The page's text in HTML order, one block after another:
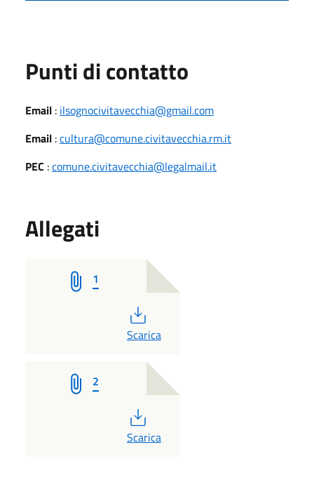
Punti di contatto
Email : ilsognocivitavecchia@gmail.com
Email :cultura@comune.civitavecchia.rm.it
PEC :comune.civitavecchia@legalmail.it
Allegati
1
PDF
Scarica
2
PDF
Scarica